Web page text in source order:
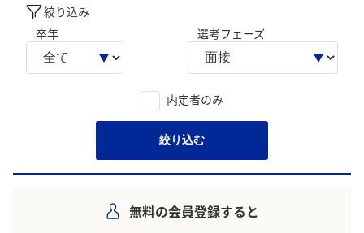
絞り込み
卒年
選考フェーズ
内定者のみ
絞り込む
無料の会員登録すると